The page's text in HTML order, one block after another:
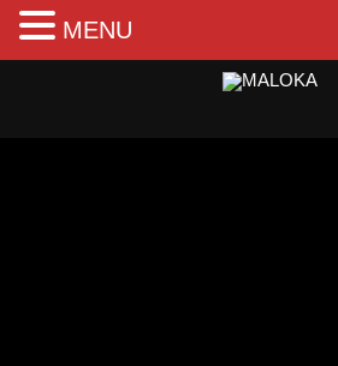
Aller
MENU